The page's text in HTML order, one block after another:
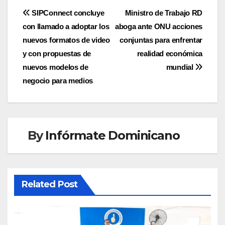
Navegación
de
entradas
Ministro de Trabajo RD
aboga ante ONU acciones
conjuntas para enfrentar
realidad económica
mundial
SIPConnect concluye
con llamado a adoptar los
nuevos formatos de video
y con propuestas de
nuevos modelos de
negocio para medios
ByInfórmate Dominicano
Related Post